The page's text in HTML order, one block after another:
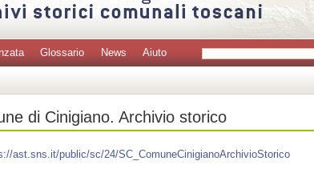
Glossario News Aiuto
di Cinigiano. Archivio storico
ast.sns.it/public/sc/24/SC_ComuneCinigianoArchivioStorico